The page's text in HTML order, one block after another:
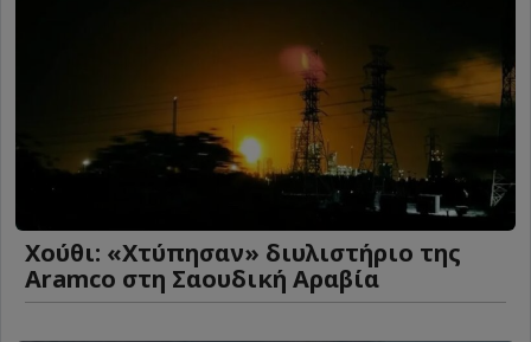
Χούθι: «Χτύπησαν» διυλιστήριο της
Aramco στη Σαουδική Αραβία